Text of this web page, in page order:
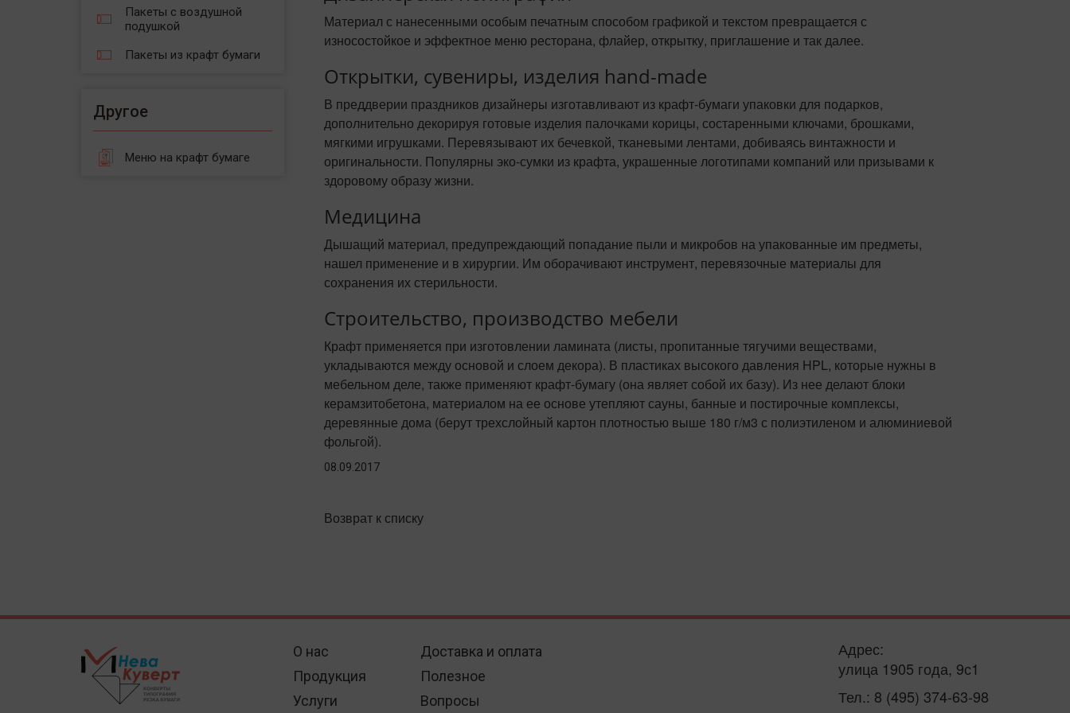
Пакеты с воздушной
подушкой
Пакеты из крафт бумаги
Другое
Меню на крафт бумаге
Материал с нанесенными особым печатным способом графикой и текстом превращается с
износостойкое и эффектное меню ресторана, флайер, открытку, приглашение и так далее.
Открытки, сувениры, изделия hand-made
В преддверии праздников дизайнеры изготавливают из крафт-бумаги упаковки для подарков,
дополнительно декорируя готовые изделия палочками корицы, состаренными ключами, брошками,
мягкими игрушками. Перевязывают их бечевкой, тканевыми лентами, добиваясь винтажности и
оригинальности. Популярны эко-сумки из крафта, украшенные логотипами компаний или призывами к
здоровому образу жизни.
Медицина
Дышащий материал, предупреждающий попадание пыли и микробов на упакованные им предметы,
нашел применение и в хирургии. Им оборачивают инструмент, перевязочные материалы для
сохранения их стерильности.
Строительство, производство мебели
Крафт применяется при изготовлении ламината (листы, пропитанные тягучими веществами,
укладываются между основой и слоем декора). В пластиках высокого давления HPL, которые нужны в
мебельном деле, также применяют крафт-бумагу (она являет собой их базу). Из нее делают блоки
керамзитобетона, материалом на ее основе утепляют сауны, банные и постирочные комплексы,
деревянные дома (берут трехслойный картон плотностью выше 180 г/м3 с полиэтиленом и алюминиевой
фольгой).
08.09.2017
Возврат к списку
О нас
Продукция
Услуги
Доставка и оплата
Полезное
Вопросы
Адрес:
улица 1905 года, 9с1
Тел.: 8 (495) 374-63-98